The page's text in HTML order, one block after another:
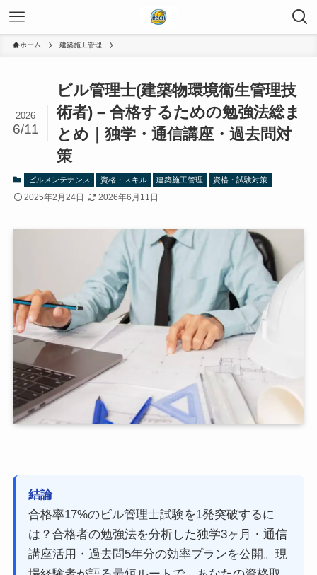
ホーム 建築施工管理
ビル管理士(建築物環境衛生管理技
術者) – 合格するための勉強法総ま
とめ｜独学・通信講座・過去問対
策
2026
6/11
ビルメンテナンス 資格・スキル 建築施工管理 資格・試験対策
2025年2月24日 2026年6月11日
結論
合格率17%のビル管理士試験を1発突破するに
は？合格者の勉強法を分析した独学3ヶ月・通信
講座活用・過去問5年分の効率プランを公開。現